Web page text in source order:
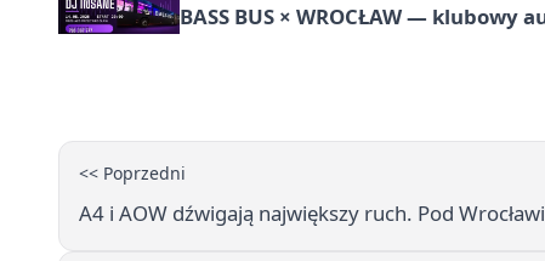
BASS BUS × WROCŁAW — klubowy
<< Poprzedni
A4 i AOW dźwigają największy ruch. Pod